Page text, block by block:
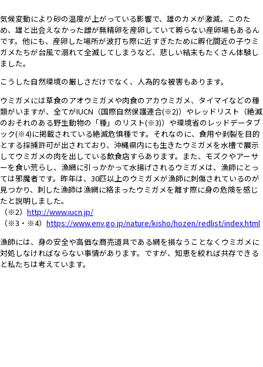
気候変動により砂の温度が上がっている影響で、雄のカメが激減。このた
め、雄と出会えなかった雌が無精卵を産卵していて孵らない産卵場もあるん
です。他にも、産卵した場所が波打ち際に近すぎたために孵化間近の子ウミ
ガメたちが台風で溺れて全滅してしまうなど、悲しい結末もたくさん体験し
ました。
こうした自然環境の厳しさだけでなく、人為的な被害もあります。
ウミガメには草食のアオウミガメや肉食のアカウミガメ、タイマイなどの種
類がいますが、全てがIUCN（国際自然保護連合(※2)）やレッドリスト（絶滅
のおそれのある野生動物の「種」のリスト(※3)）や環境省のレッドデータブ
ック(※4)に掲載されている絶滅危惧種です。それなのに、食用や剥製を目的
とする採捕許可が出されており、沖縄県内にも生きたウミガメを水槽で展示
してウミガメの肉を出している飲食店すらあります。また、モズクやアーサ
ーを食い荒らし、漁網に引っかかって水揚げされるウミガメは、漁師にとっ
ては邪魔者です。昨年は、30匹以上のウミガメが漁師に刺傷されているのが
見つかり、刺した漁師は漁網に絡まったウミガメを離す際に身の危険を感じ
たと説明しました。
（※2） http://www.iucn.jp/
（※3・※4） https://www.env.go.jp/nature/kisho/hozen/redlist/index.html
漁師には、身の安全や高価な商売道具である網を損なうことなくウミガメに
対処しなければならない事情があります。ですが、知恵を絞れば共存できる
と私たちは考えています。